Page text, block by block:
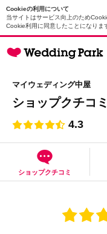
Cookieの利用について
当サイトはサービス向上のため
Cookie利用に同意したことになりま
マイウェディング中屋
ショップクチコミ
4.3
ショップクチコミ